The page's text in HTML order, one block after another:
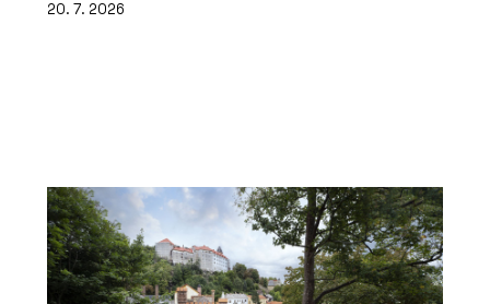
20. 7. 2026